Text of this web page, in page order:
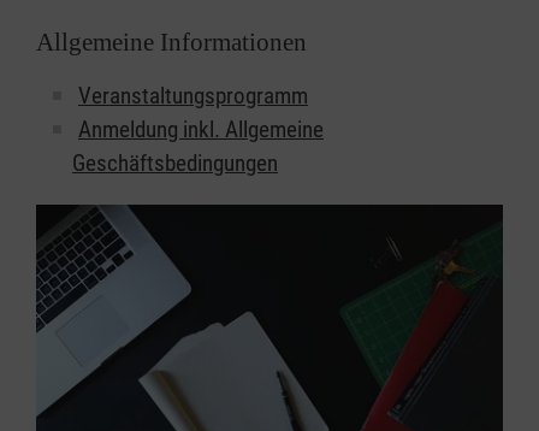
Allgemeine Informationen
Veranstaltungsprogramm
Anmeldung inkl. Allgemeine
Geschäftsbedingungen